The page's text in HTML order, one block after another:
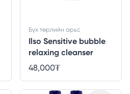
Ilso Sensitive bubble
relaxing cleanser
Бүх төрлийн арьс
48,000₮